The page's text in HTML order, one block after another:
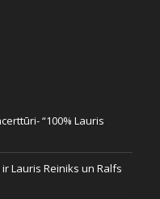
“100% Lauris
Lauris Reiniks un Ralfs